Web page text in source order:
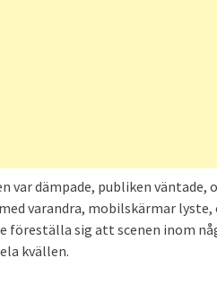
dämpade, publiken väntade,
varandra, mobilskärmar
föreställa sig att scenen inom
kvällen.